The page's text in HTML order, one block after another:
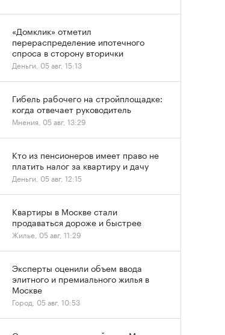
«Домклик» отметил
перераспределение ипотечного
спроса в сторону вторички
Деньги, 05 авг, 15:13
Гибель рабочего на стройплощадке:
когда отвечает руководитель
Мнения, 05 авг, 13:29
Кто из пенсионеров имеет право не
платить налог за квартиру и дачу
Деньги, 05 авг, 12:15
Квартиры в Москве стали
продаваться дороже и быстрее
Жилье, 05 авг, 11:29
Эксперты оценили объем ввода
элитного и премиального жилья в
Москве
Город, 05 авг, 10:53